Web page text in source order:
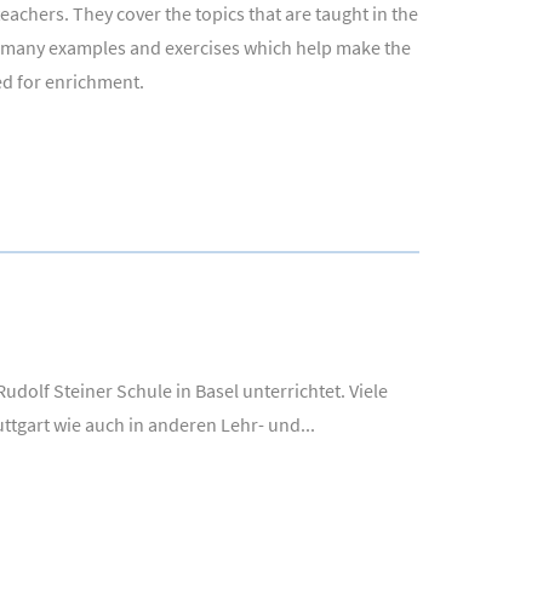
They cover the topics that are taught in the
examples and exercises which help make the
for enrichment.
Steiner Schule in Basel unterrichtet. Viele
wie auch in anderen Lehr- und...